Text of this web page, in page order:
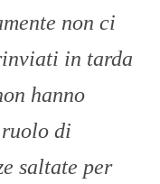
non ci
in tarda
hanno
di
saltate per